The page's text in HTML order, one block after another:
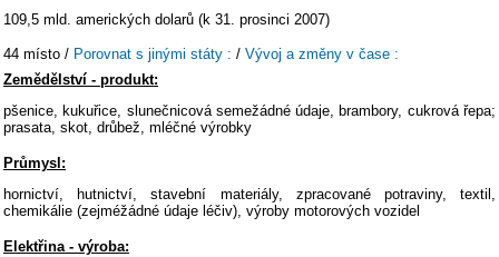
109,5 mld. amerických dolarů (k 31. prosinci 2007)
44 místo / Porovnat s jinými státy : / Vývoj a změny v čase :
Zemědělství - produkt:
pšenice, kukuřice, slunečnicová semežádné údaje, brambory, cukrová řepa;
prasata, skot, drůbež, mléčné výrobky
Průmysl:
hornictví, hutnictví, stavební materiály, zpracované potraviny, textil,
chemikálie (zejméžádné údaje léčiv), výroby motorových vozidel
Elektřina - výroba: